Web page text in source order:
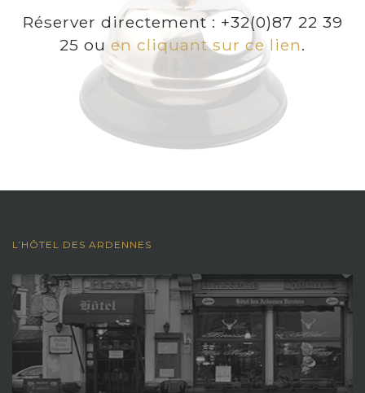
Réserver directement : +32(0)87 22 39
25 ou en cliquant sur ce lien.
L’HÔTEL DES ARDENNES